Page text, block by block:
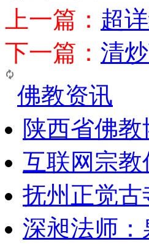
上一篇： 超
下一篇： 清
佛教资讯
陕西省佛
互联网宗
抚州正觉
深昶法师